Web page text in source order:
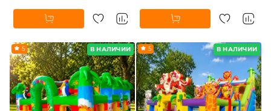
В НАЛИЧИИ
5 В НАЛИЧИИ
5